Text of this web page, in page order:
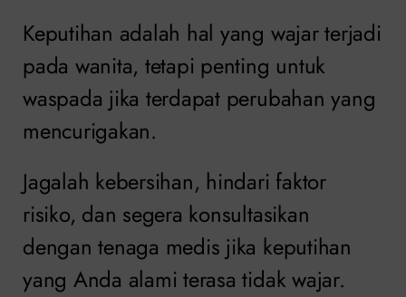
Keputihan adalah hal yang wajar terjadi
pada wanita, tetapi penting untuk
waspada jika terdapat perubahan yang
mencurigakan.
Jagalah kebersihan, hindari faktor
risiko, dan segera konsultasikan
dengan tenaga medis jika keputihan
yang Anda alami terasa tidak wajar.